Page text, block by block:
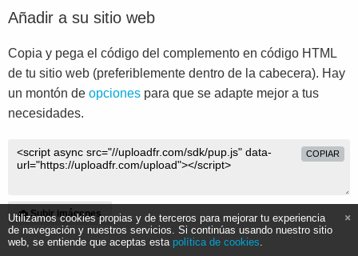
Añadir a su sitio web
Copia y pega el código del complemento en código HTML
de tu sitio web (preferiblemente dentro de la cabecera). Hay
un montón de opciones para que se adapte mejor a tus
necesidades.
COPIAR
Subir imágenes
Utilizamos cookies propias y de terceros para mejorar tu experiencia
de navegación y nuestros servicios. Si continúas usando nuestro sitio
web, se entiende que aceptas esta política de cookies.